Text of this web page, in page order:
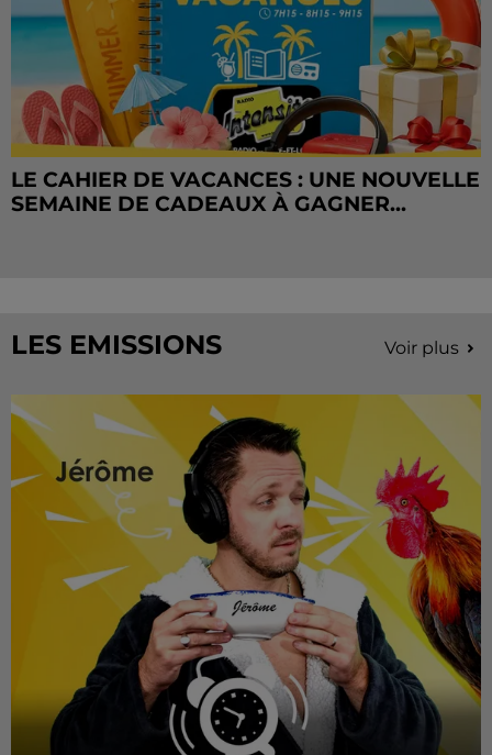
LE CAHIER DE VACANCES : UNE NOUVELLE
SEMAINE DE CADEAUX À GAGNER...
LES EMISSIONS Voir plus